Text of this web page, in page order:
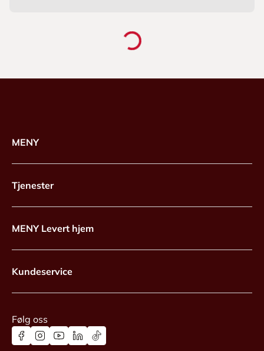
MENY
Tjenester
MENY Levert hjem
Kundeservice
Følg oss